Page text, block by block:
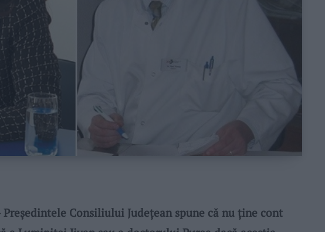
Preşedintele Consiliului Județean spune că nu ține cont